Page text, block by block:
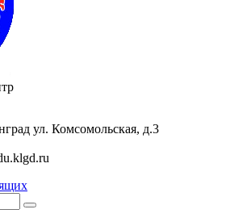
ул. Комсомольская, д.3